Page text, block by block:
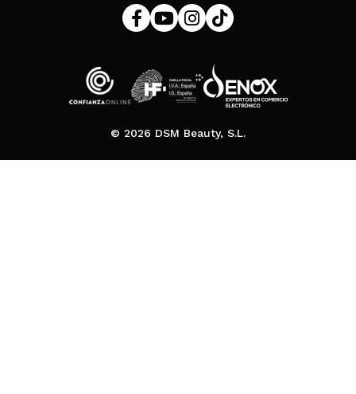
© 2026 DSM Beauty, S.L.